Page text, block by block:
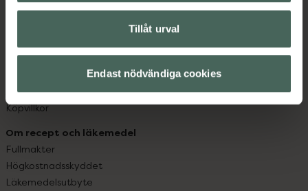
Tillåt urval
Endast nödvändiga cookies
Hitta apotek
Kundklubb
Sajtens tillgänglighet
App
Köpvillkor
Om recept och läkemedel
Fullmakter
Högkostnadsskyddet
Läkemedelsutbyte